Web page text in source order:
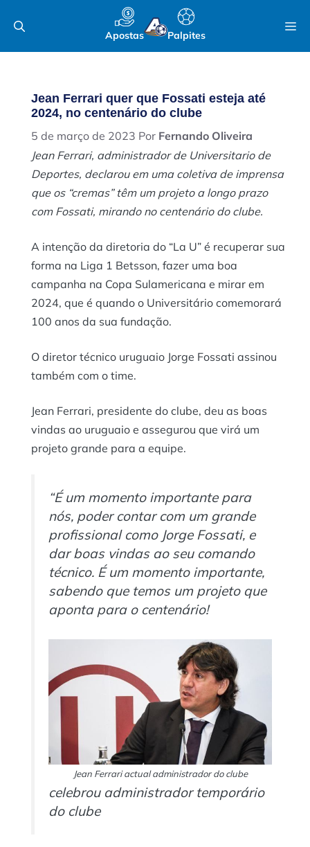
para
Apostas Palpites
Jean Ferrari quer que Fossati esteja até
2024, no centenário do clube
5 de março de 2023 Por Fernando Oliveira
Jean Ferrari, administrador de Universitario de
Deportes, declarou em uma coletiva de imprensa
que os “cremas” têm um projeto a longo prazo
com Fossati, mirando no centenário do clube.
A intenção da diretoria do “La U” é recuperar sua
forma na Liga 1 Betsson, fazer uma boa
campanha na Copa Sulamericana e mirar em
2024, que é quando o Universitário comemorará
100 anos da sua fundação.
O diretor técnico uruguaio Jorge Fossati assinou
também com o time.
Jean Ferrari, presidente do clube, deu as boas
vindas ao uruguaio e assegurou que virá um
projeto grande para a equipe.
“É um momento importante para
nós, poder contar com um grande
profissional como Jorge Fossati, e
dar boas vindas ao seu comando
técnico. É um momento importante,
sabendo que temos um projeto que
aponta para o centenário!
Jean Ferrari actual administrador do clube
celebrou administrador temporário
do clube